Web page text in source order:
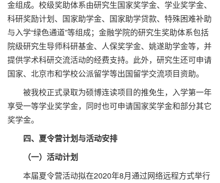
金组成。校级奖助体系由研究生国家奖学金、学业奖学金、
科研奖励计划、国家助学金、国家助学贷款、特殊困难补助
与入学“绿色通道”等组成；金融学院的研究生奖助体系包括
院级研究生导师科研基金、人保奖学金、姚遂助学金等，并
提供学术科研交流活动的经费支持。此外，研究生还可申请
国家、北京市和学校公派留学等出国留学交流项目资助。
被我校正式录取为硕博连读项目的推免生，入学第一年
享受一等学业奖学金，同时也可申请国家奖学金和部分其它
奖学金。
四、夏令营计划与活动安排
（一）活动计划
本届夏令营活动拟在2020年8月通过网络远程方式举行